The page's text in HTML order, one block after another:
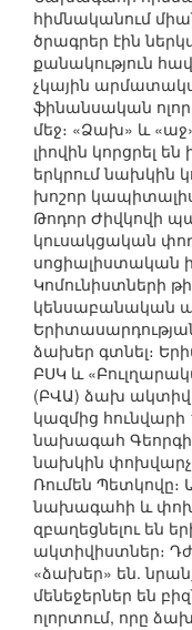
հիմնականում
ծրագրեր էին
քանակություն
չկային
ֆինանսական
մեջ։ «Ձախ» և
լիովին կորցրել
երկրում նախկին
խոշոր
Թոդոր Ժիվկովի
կուսակցական
սոցիալիստական
Կոմունիստների
կենսաբանական
ձախեր գտնել։
ԲՍԿ և
(ԲՎԱ) ձախ
կազմից հունվարի
նախագահ Գեորգի
նախկին
Ռումեն Պետկովը։
նախագահի և
զբաղեցնելու են
ակտիվիստներ։
«ձախեր» են.
մենեջերներ են
ոլորտում, որը